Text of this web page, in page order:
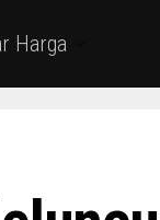
Harga